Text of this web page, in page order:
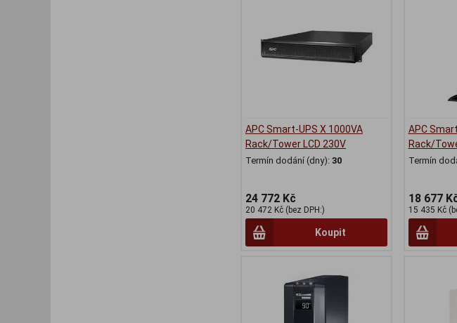
APC Smart-UPS X 1000VA
Rack/Tower LCD 230V
Termín dodání (dny): 30
24 772 Kč
20 472 Kč (bez DPH:)
Koupit
APC
Rack/
Termín
18 677
15 435 Kč